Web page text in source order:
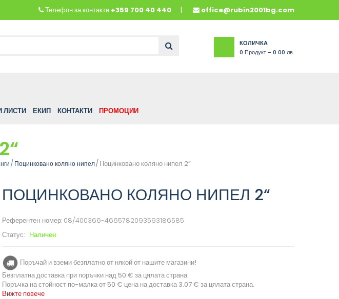
Телефон за контакти +359 700 40 440 office@rubin2001bg.com
КОЛИЧКА
0 Продукт - 0.00 лв.
ЛИСТИ ЕКИП КОНТАКТИ ПРОМОЦИИ
Поцинковано коляно нипел Поцинковано коляно нипел 2“
ПОЦИНКОВАНО КОЛЯНО НИПЕЛ 2“
Референтен номер: 08/400366-4665782093593186585
Статус: Наличен
Поръчай и вземи безплатно от някой от нашите магазини!
Безплатна доставка при поръчки над 50 € за цялата страна.
Поръчка на стойност по-малка от 50 € цена на доставка 3.07 € за цялата страна.
Вижте повече